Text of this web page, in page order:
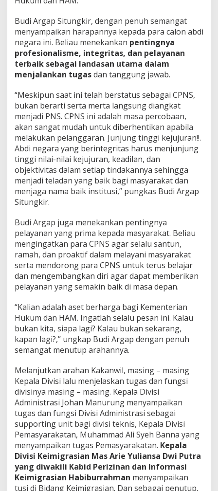
u
K
e
e
n
k
m
H
A
M
R
i
a
u
Budi Argap Situngkir, dengan penuh semangat
menyampaikan harapannya kepada para calon abdi
negara ini. Beliau menekankan pentingnya
profesionalisme, integritas, dan pelayanan
terbaik sebagai landasan utama dalam
menjalankan tugasdan tanggung jawab.
“Meskipun saat ini telah berstatus sebagai CPNS,
bukan berarti serta merta langsung diangkat
menjadi PNS. CPNS ini adalah masa percobaan,
akan sangat mudah untuk diberhentikan apabila
melakukan pelanggaran. Junjung tinggi kejujuran!!.
Abdi negara yang berintegritas harus menjunjung
tinggi nilai-nilai kejujuran, keadilan, dan
objektivitas dalam setiap tindakannya sehingga
menjadi teladan yang baik bagi masyarakat dan
menjaga nama baik institusi,” pungkas Budi Argap
Situngkir.
Budi Argap juga menekankan pentingnya
pelayanan yang prima kepada masyarakat. Beliau
mengingatkan para CPNS agar selalu santun,
ramah, dan proaktif dalam melayani masyarakat
serta mendorong para CPNS untuk terus belajar
dan mengembangkan diri agar dapat memberikan
pelayanan yang semakin baik di masa depan.
“Kalian adalah aset berharga bagi Kementerian
Hukum dan HAM. Ingatlah selalu pesan ini. Kalau
bukan kita, siapa lagi? Kalau bukan sekarang,
kapan lagi?,” ungkap Budi Argap dengan penuh
semangat menutup arahannya.
Melanjutkan arahan Kakanwil, masing – masing
Kepala Divisi lalu menjelaskan tugas dan fungsi
divisinya masing – masing. Kepala Divisi
Administrasi Johan Manurung menyampaikan
tugas dan fungsi Divisi Administrasi sebagai
supporting unit bagi divisi teknis, Kepala Divisi
Pemasyarakatan, Muhammad Ali Syeh Banna yang
menyampaikan tugas Pemasyarakatan. Kepala
Divisi Keimigrasian Mas Arie Yuliansa Dwi Putra
yang diwakili Kabid Perizinan dan Informasi
Keimigrasian Habiburrahman menyampaikan
tusi di Bidang Keimigrasian. Dan sebagai penutup,